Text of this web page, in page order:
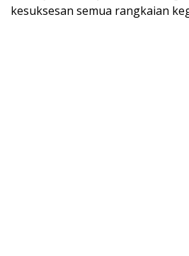
kesuksesan semua rangkaian